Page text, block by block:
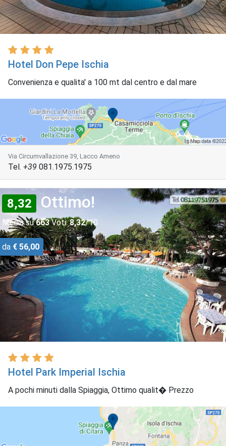
Hotel Don Pepe Ischia
Convenienza e qualita' a 100 mt dal centro e dal mare
Via Circumvallazione 39, Lacco Ameno
Tel. +39 081.1975.1975
8,32 Ottimo!
Media su663Voti: 8,32/10
da € 56,00
Hotel Park Imperial Ischia
A pochi minuti dalla Spiaggia, Ottimo qualit� Prezzo